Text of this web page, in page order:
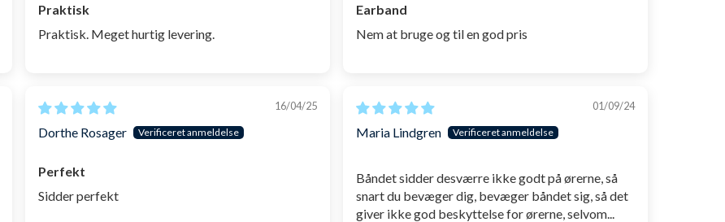
Praktisk
Praktisk. Meget hurtig levering.
Earband
Nem at bruge og til en god pris
16/04/25
Dorthe Rosager
Perfekt
Sidder perfekt
01/09/24
Maria Lindgren
Båndet sidder desværre ikke godt på ørerne, så
snart du bevæger dig, bevæger båndet sig, så det
giver ikke god beskyttelse for ørerne, selvom...